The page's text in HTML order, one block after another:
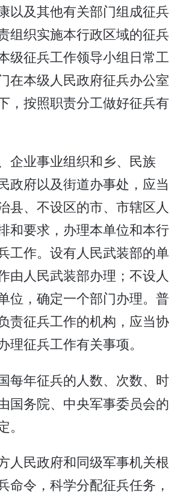
以及其他有关部门组成征兵
组织实施本行政区域的征兵
级征兵工作领导小组日常工
在本级人民政府征兵办公室
，按照职责分工做好征兵有
企业事业组织和乡、民族
政府以及街道办事处，应当
县、不设区的市、市辖区人
和要求，办理本单位和本行
工作。设有人民武装部的单
由人民武装部办理；不设人
位，确定一个部门办理。普
责征兵工作的机构，应当协
理征兵工作有关事项。
每年征兵的人数、次数、时
国务院、中央军事委员会的
人民政府和同级军事机关根
命令，科学分配征兵任务，